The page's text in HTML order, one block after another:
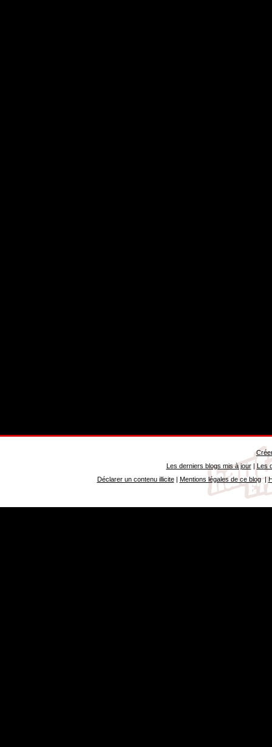
Les derniers blogs mis à jour| Les
Déclarer un contenu illicite| Mentions légales de ce blog|